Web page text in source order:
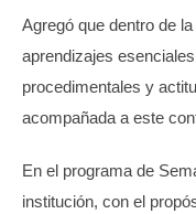
Agregó que dentro de
aprendizajes
procedimentales y
acompañada a este
En el programa de
institución, con el